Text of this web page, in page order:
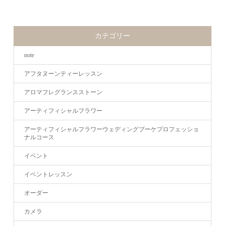
カテゴリー
note
アフタヌーンティーレッスン
アロマフレグランスストーン
アーティフィシャルフラワー
アーティフィシャルフラワーウェディングブーケプロフェッショ
ナルコース
イベント
イベントレッスン
オーダー
カメラ